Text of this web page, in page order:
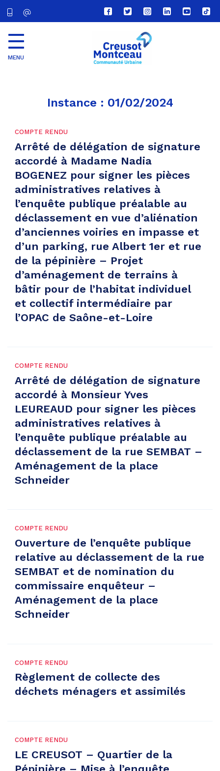
Lien
vers
compte
Facebook
Lien
vers
compte
Twitter
Lien
vers
le
compte
Lien
vers
Lien
vers
Lien
vers
MENU
Instance : 01/02/2024
COMPTE RENDU
Arrêté de délégation de signature
accordé à Madame Nadia
BOGENEZ pour signer les pièces
administratives relatives à
l’enquête publique préalable au
déclassement en vue d’aliénation
d’anciennes voiries en impasse et
d’un parking, rue Albert 1er et rue
de la pépinière – Projet
d’aménagement de terrains à
bâtir pour de l’habitat individuel
et collectif intermédiaire par
l’OPAC de Saône-et-Loire
COMPTE RENDU
Arrêté de délégation de signature
accordé à Monsieur Yves
LEUREAUD pour signer les pièces
administratives relatives à
l’enquête publique préalable au
déclassement de la rue SEMBAT –
Aménagement de la place
Schneider
COMPTE RENDU
Ouverture de l’enquête publique
relative au déclassement de la rue
SEMBAT et de nomination du
commissaire enquêteur –
Aménagement de la place
Schneider
COMPTE RENDU
Règlement de collecte des
déchets ménagers et assimilés
COMPTE RENDU
LE CREUSOT – Quartier de la